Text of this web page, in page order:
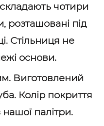
чотири
розташовані під
Стільниця не
основи.
Виготовлений
Колір покриття
палітри.